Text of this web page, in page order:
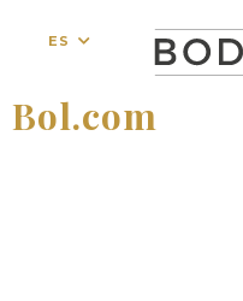
ES
Bol.com